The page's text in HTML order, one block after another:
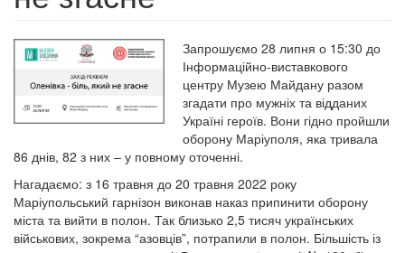
Запрошуємо 28 липня о 15:30 до
Інформаційно-виставкового
центру Музею Майдану разом
згадати про мужніх та відданих
Україні героїв. Вони гідно пройшли
оборону Маріуполя, яка тривала
86 днів, 82 з них – у повному оточенні.
Нагадаємо: з 16 травня до 20 травня 2022 року
Маріупольський гарнізон виконав наказ припинити оборону
міста та вийти в полон. Так близько 2,5 тисяч українських
військових, зокрема “азовців”, потрапили в полон. Більшість із